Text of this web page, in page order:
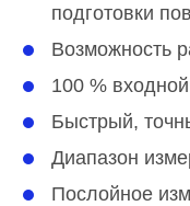
подготовки
Возможность
100 %
Быстрый,
Диапазон
Послойное